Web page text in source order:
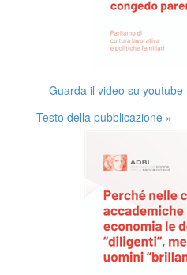
Guarda il video su youtube
Testo della pubblicazione »